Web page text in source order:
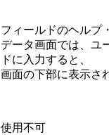
フィールドのヘルプ
データ画面では、ユ
ドに入力すると、
画面の下部に表示さ
使用不可